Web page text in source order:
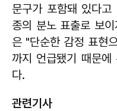
문구가 포함돼 있다
종의 분노 표출로 보
은 "단순한 감정 표현
까지 언급됐기 때문에
다.
관련기사